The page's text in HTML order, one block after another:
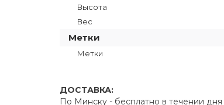
Высота
Вес
Метки
Метки
ДОСТАВКА:
По Минску - бесплатно в течении дня